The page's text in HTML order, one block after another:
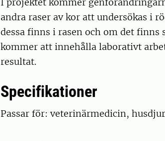
I projektet kommer
andra raser av kor att undersökas i
dessa finns i rasen och om det finns
kommer att innehålla laborativt
resultat.
Specifikationer
Passar för: veterinärmedicin,